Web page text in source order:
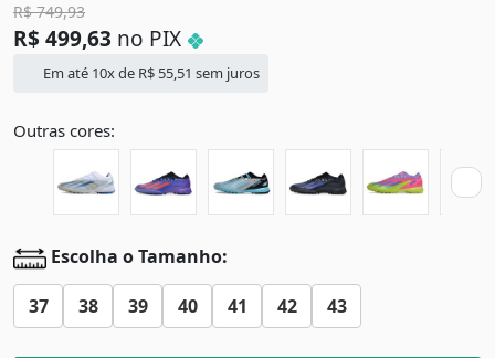
R$749,93
R$ 499,63 no PIX
Em até 10x de R$ 55,51 sem juros
Outras cores:
Escolha o Tamanho:
37 38 39 40 41 42 43